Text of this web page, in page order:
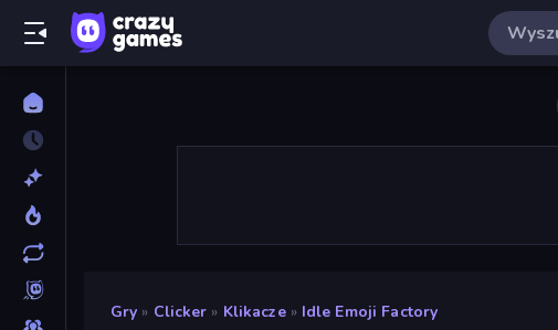
Gry » Clicker » Klikacze » Idle Emoji Factory